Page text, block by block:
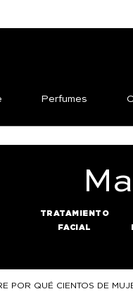
Perfumes
TRATAMIENTO
FACIAL
POR QUÉ CIENTOS DE